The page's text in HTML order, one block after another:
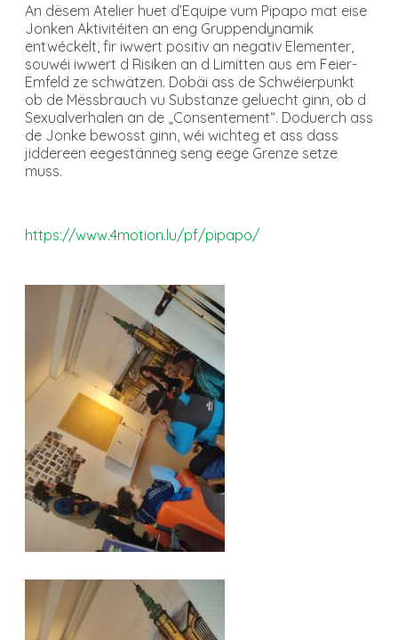
An dësem Atelier huet d’Equipe vum Pipapo mat eise
Jonken Aktivitéiten an eng Gruppendynamik
entwéckelt, fir iwwert positiv an negativ Elementer,
souwéi iwwert d Risiken an d Limitten aus em Feier-
Ëmfeld ze schwätzen. Dobäi ass de Schwéierpunkt
ob de Mëssbrauch vu Substanze geluecht ginn, ob d
Sexualverhalen an de „Consentement“. Doduerch ass
de Jonke bewosst ginn, wéi wichteg et ass dass
jiddereen eegestänneg seng eege Grenze setze
muss.
https://www.4motion.lu/pf/pipapo/